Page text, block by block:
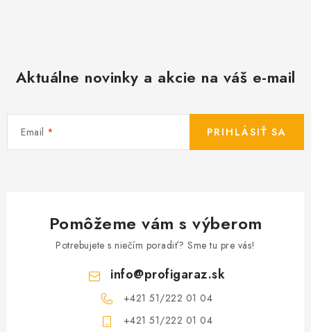
Aktuálne novinky a akcie na váš e-mail
Email PRIHLÁSIŤ SA
Pomôžeme vám s výberom
Potrebujete s niečím poradiť? Sme tu pre vás!
info@profigaraz.sk
+421 51/222 01 04
+421 51/222 01 04